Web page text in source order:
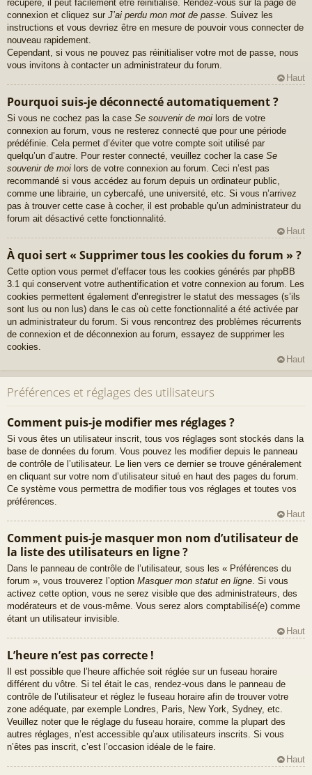
récupéré, il peut facilement être réinitialisé. Rendez-vous sur la page de
connexion et cliquez sur J’ai perdu mon mot de passe . Suivez les
instructions et vous devriez être en mesure de pouvoir vous connecter de
nouveau rapidement.
Cependant, si vous ne pouvez pas réinitialiser votre mot de passe, nous
vous invitons à contacter un administrateur du forum.
Haut
Pourquoi suis-je déconnecté automatiquement ?
Si vous ne cochez pas la case Se souvenir de moi lors de votre
connexion au forum, vous ne resterez connecté que pour une période
prédéfinie. Cela permet d’éviter que votre compte soit utilisé par
quelqu’un d’autre. Pour rester connecté, veuillez cocher la case Se
souvenir de moi lors de votre connexion au forum. Ceci n’est pas
recommandé si vous accédez au forum depuis un ordinateur public,
comme une librairie, un cybercafé, une université, etc. Si vous n’arrivez
pas à trouver cette case à cocher, il est probable qu’un administrateur du
forum ait désactivé cette fonctionnalité.
Haut
À quoi sert « Supprimer tous les cookies du forum » ?
Cette option vous permet d’effacer tous les cookies générés par phpBB
3.1 qui conservent votre authentification et votre connexion au forum. Les
cookies permettent également d’enregistrer le statut des messages (s’ils
sont lus ou non lus) dans le cas où cette fonctionnalité a été activée par
un administrateur du forum. Si vous rencontrez des problèmes récurrents
de connexion et de déconnexion au forum, essayez de supprimer les
cookies.
Haut
Préférences et réglages des utilisateurs
Comment puis-je modifier mes réglages ?
Si vous êtes un utilisateur inscrit, tous vos réglages sont stockés dans la
base de données du forum. Vous pouvez les modifier depuis le panneau
de contrôle de l’utilisateur. Le lien vers ce dernier se trouve généralement
en cliquant sur votre nom d’utilisateur situé en haut des pages du forum.
Ce système vous permettra de modifier tous vos réglages et toutes vos
préférences.
Haut
Comment puis-je masquer mon nom d’utilisateur de
la liste des utilisateurs en ligne ?
Dans le panneau de contrôle de l’utilisateur, sous les « Préférences du
forum », vous trouverez l’option Masquer mon statut en ligne. Si vous
activez cette option, vous ne serez visible que des administrateurs, des
modérateurs et de vous-même. Vous serez alors comptabilisé(e) comme
étant un utilisateur invisible.
Haut
L’heure n’est pas correcte !
Il est possible que l’heure affichée soit réglée sur un fuseau horaire
différent du vôtre. Si tel était le cas, rendez-vous dans le panneau de
contrôle de l’utilisateur et réglez le fuseau horaire afin de trouver votre
zone adéquate, par exemple Londres, Paris, New York, Sydney, etc.
Veuillez noter que le réglage du fuseau horaire, comme la plupart des
autres réglages, n’est accessible qu’aux utilisateurs inscrits. Si vous
n’êtes pas inscrit, c’est l’occasion idéale de le faire.
Haut